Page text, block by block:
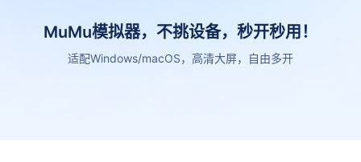
MuMu模拟器，不挑设备，秒开秒用！
适配Windows/macOS，高清大屏，自由多开